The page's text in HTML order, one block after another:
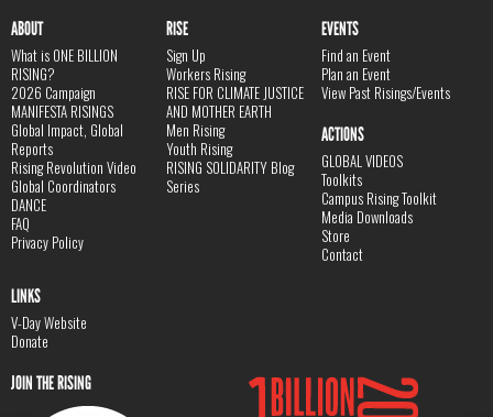
ABOUT
What is ONE BILLION
RISING?
2026 Campaign
MANIFESTA RISINGS
Global Impact, Global
Reports
Rising Revolution Video
Global Coordinators
DANCE
FAQ
Privacy Policy
RISE
Sign Up
Workers Rising
RISE FOR CLIMATE JUSTICE
AND MOTHER EARTH
Men Rising
Youth Rising
RISING SOLIDARITY Blog
Series
EVENTS
Find an Event
Plan an Event
View Past Risings/Events
ACTIONS
GLOBAL VIDEOS
Toolkits
Campus Rising Toolkit
Media Downloads
Store
Contact
LINKS
V-Day Website
Donate
JOIN THE RISING